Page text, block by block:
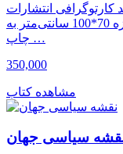
انتشارات
ایرانشناسی در مقیاس 1:41.500.000 در اندازه 70*100 سانتی‌متر به
چاپ …
350,000
مشاهده کتاب
سیاسی جهان